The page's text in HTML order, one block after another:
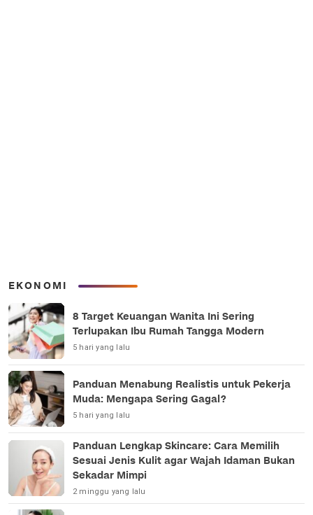
EKONOMI
8 Target Keuangan Wanita Ini Sering
Terlupakan Ibu Rumah Tangga Modern
5 hari yang lalu
Panduan Menabung Realistis untuk Pekerja
Muda: Mengapa Sering Gagal?
5 hari yang lalu
Panduan Lengkap Skincare: Cara Memilih
Sesuai Jenis Kulit agar Wajah Idaman Bukan
Sekadar Mimpi
2 minggu yang lalu